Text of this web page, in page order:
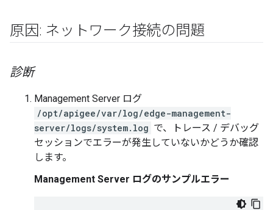
原因: ネットワーク接続の問題
診断
Management Server ログ
/opt/apigee/var/log/edge-management-
server/logs/system.log で、トレース / デバッグ
セッションでエラーが発生していないかどうか確認
します。
Management Server ログのサンプルエラー